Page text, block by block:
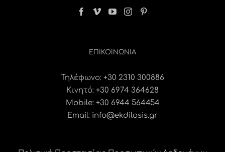
ΕΠΙΚΟΙΝΩΝΊΑ
Τηλέφωνο: +30 2310 300886
Κινητό: +30 6974 364628
Mobile: +30 6944 564454
Email: info@ekdilosis.gr